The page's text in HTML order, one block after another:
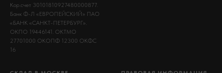
Кор.счет 30101810927480000877.
Банк Ф-Л «ЕВРОПЕЙСКИЙ» ПАО
«БАНК «САНКТ-ПЕТЕРБУРГ».
ОКПО 19446141. ОКТМО
27701000 ОКОПФ 12300 ОКФС
16